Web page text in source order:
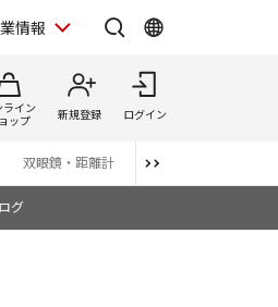
情報
ライン
ップ
新規登録 ログイン
双眼鏡・距離計 写真集
グ